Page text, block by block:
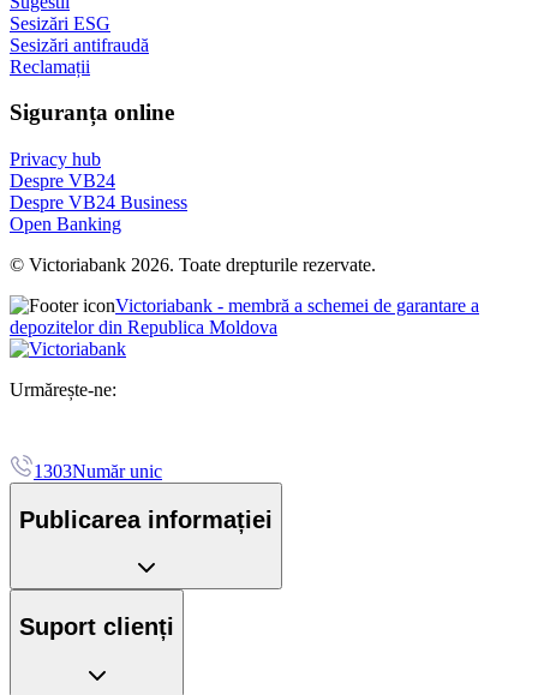
Sesizări ESG
Sesizări antifraudă
Reclamații
Siguranța online
Privacy hub
Despre VB24
Despre VB24 Business
Open Banking
© Victoriabank 2026. Toate drepturile rezervate.
Victoriabank - membră a schemei de garantare a
depozitelor din Republica Moldova
Urmărește-ne:
1303Număr unic
Publicarea informației
Suport clienți